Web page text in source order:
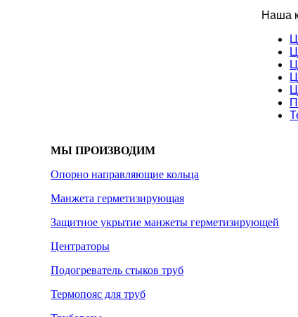
Наша
МЫ ПРОИЗВОДИМ
Опорно направляющие кольца
Манжета герметизирующая
Защитное укрытие манжеты герметизирующей
Центраторы
Подогреватель стыков труб
Термопояс для труб